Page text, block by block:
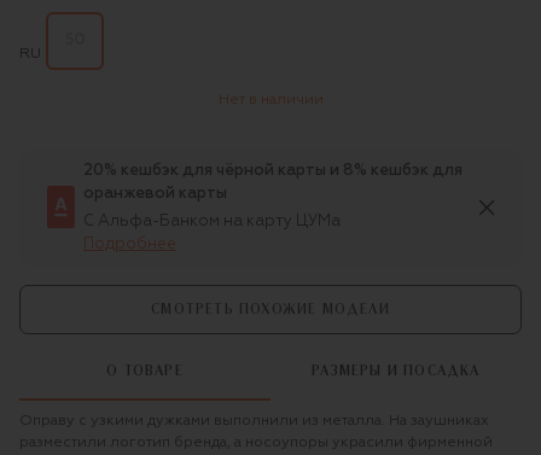
RU
Нет в наличии
20% кешбэк для чёрной карты и 8% кешбэк для
оранжевой карты
С Альфа-Банком на карту ЦУМа
Подробнее
СМОТРЕТЬ ПОХОЖИЕ МОДЕЛИ
О ТОВАРЕ РАЗМЕРЫ И ПОСАДКА
Оправу с узкими дужками выполнили из металла. На заушниках
разместили логотип бренда, а носоупоры украсили фирменной